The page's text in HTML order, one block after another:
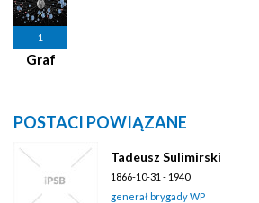
1
Graf
POSTACI POWIĄZANE
Tadeusz Sulimirski
1866-10-31 - 1940
generał brygady WP